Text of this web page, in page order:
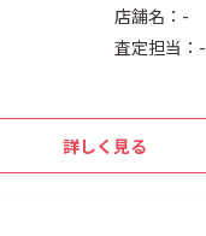
店舗名：-
査定担当：-
詳しく見る